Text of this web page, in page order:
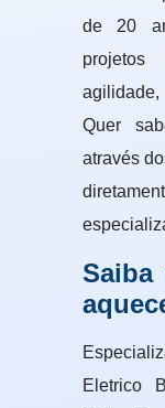
de 20
agilidade,
Quer
através
Saiba
Eletrico